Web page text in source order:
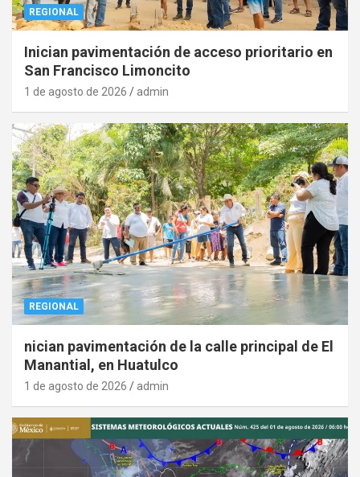
REGIONAL
Inician pavimentación de acceso prioritario en
San Francisco Limoncito
1 de agosto de 2026 admin
REGIONAL
nician pavimentación de la calle principal de El
Manantial, en Huatulco
1 de agosto de 2026 admin